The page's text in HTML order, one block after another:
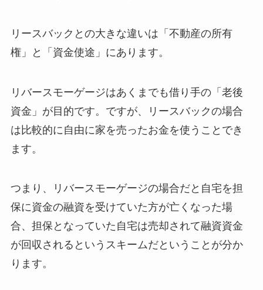
リースバックとの大きな違いは「不動産の所有
権」と「資金使途」にあります。
リバースモーゲージはあくまでも借り手の「老後
資金」が目的です。ですが、リースバックの場合
は比較的に自由に家を売ったお金を使うことでき
ます。
つまり、リバースモーゲージの場合だと自宅を担
保に資金の融資を受けていた方が亡くなった場
合、担保となっていた自宅は売却されて融資資金
が回収されるというスキームだということが分か
ります。